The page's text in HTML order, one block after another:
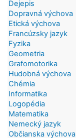
Dejepis
Dopravná výchova
Etická výchova
Francúzsky jazyk
Fyzika
Geometria
Grafomotorika
Hudobná výchova
Chémia
Informatika
Logopédia
Matematika
Nemecký jazyk
Občianska výchova